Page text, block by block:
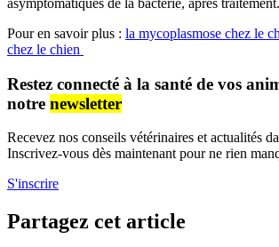
Pour en savoir plus : la mycoplasmose chez le
chez le chien
Restez connecté à la santé de vos
notre newsletter
Recevez nos conseils vétérinaires et actualités
Inscrivez-vous dès maintenant pour ne rien
S'inscrire
Partagez cet article